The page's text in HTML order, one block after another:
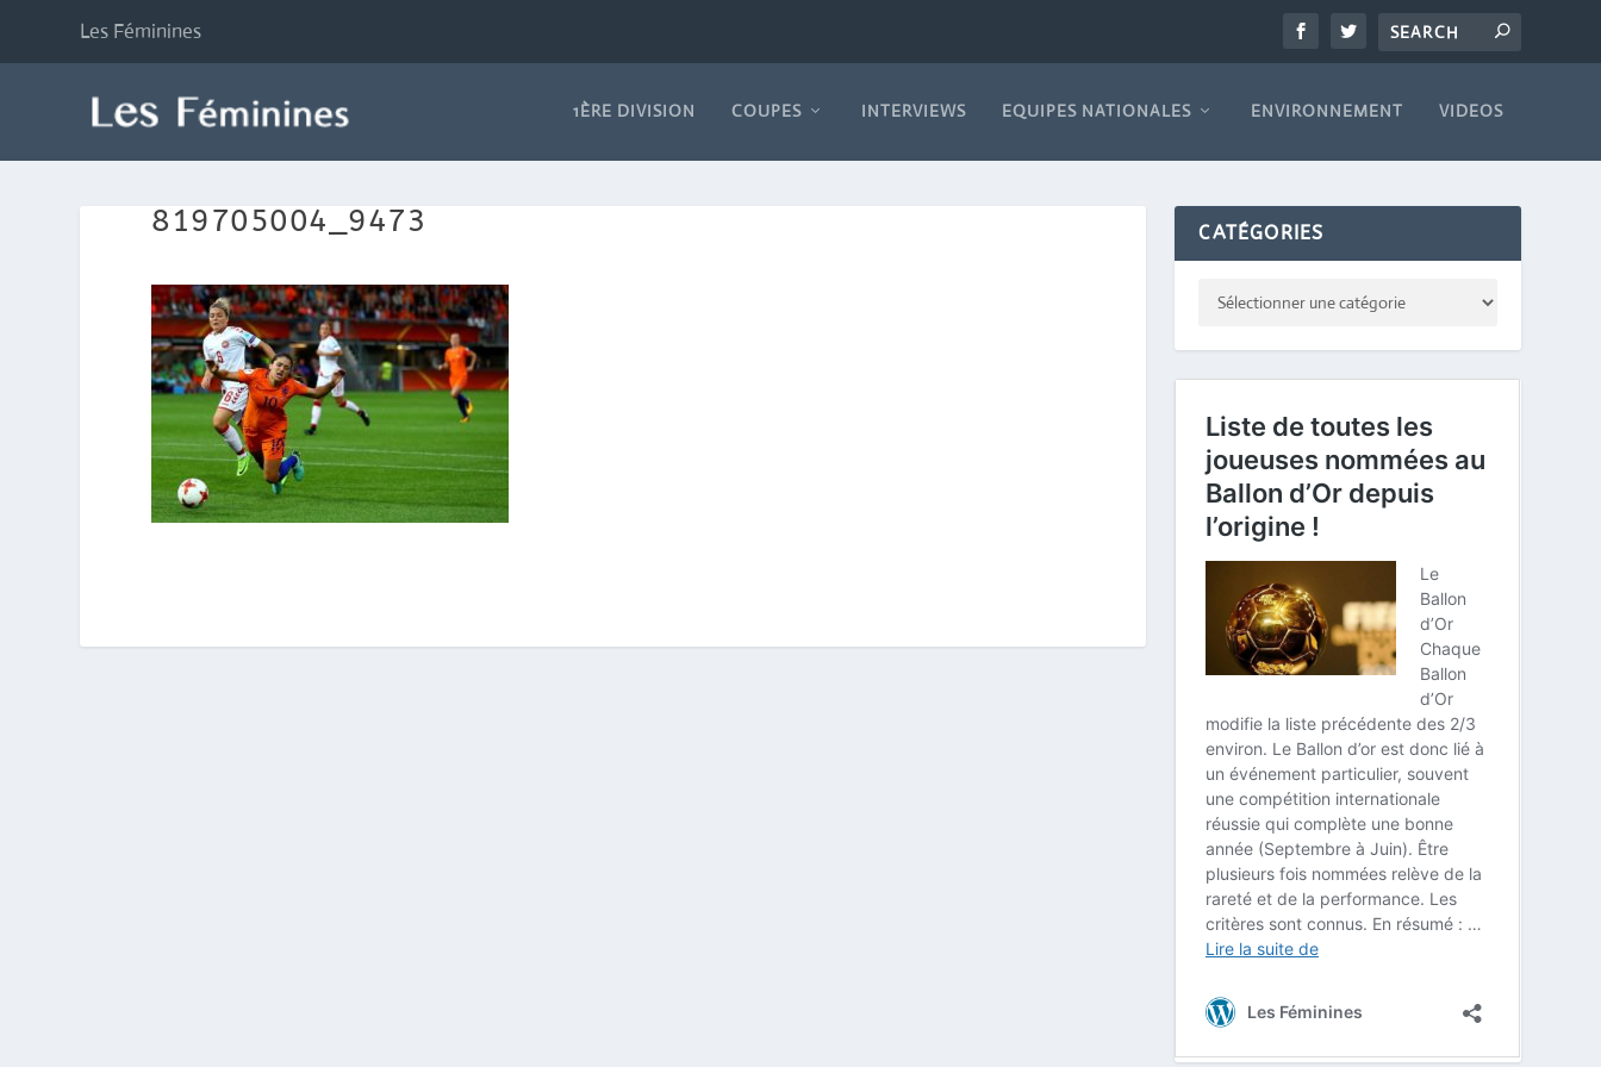
Les Féminines
1ÈRE DIVISION COUPES INTERVIEWS EQUIPES NATIONALES ENVIRONNEMENT VIDEOS
819705004_9473 CATÉGORIES